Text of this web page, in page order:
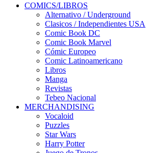
COMICS/LIBROS
Alternativo / Underground
Clasicos / Independientes USA
Comic Book DC
Comic Book Marvel
Cómic Europeo
Comic Latinoamericano
Libros
Manga
Revistas
Tebeo Nacional
MERCHANDISING
Vocaloid
Puzzles
Star Wars
Harry Potter